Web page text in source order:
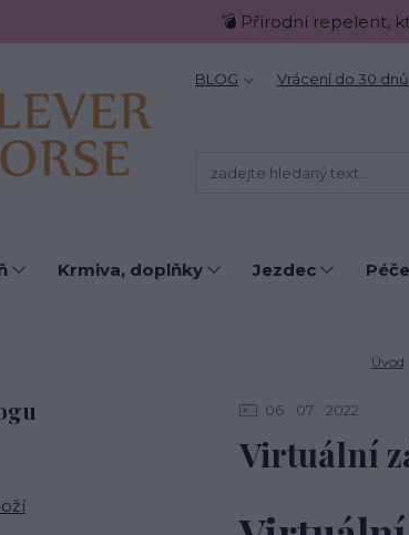
💣 Přírodní repelent,
BLOG Vrácení do 30 dnů
Krmiva, doplňky Jezdec
Úvod
06 07 2022
Virtuální